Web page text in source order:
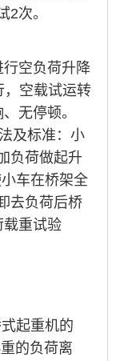
2次。
空负荷升降
，空载试运转
无停顿。
及标准：小
负荷做起升
车在桥架全
去负荷后桥
载重试验
起重机的
的负荷离